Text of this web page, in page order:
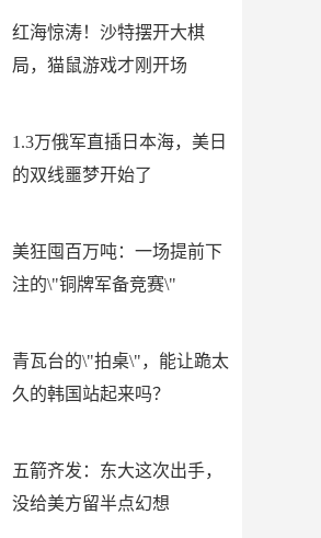
红海惊涛！沙特摆开大棋
局，猫鼠游戏才刚开场
1.3万俄军直插日本海，美日
的双线噩梦开始了
美狂囤百万吨：一场提前下
注的\"铜牌军备竞赛\"
青瓦台的\"拍桌\"，能让跪太
久的韩国站起来吗？
五箭齐发：东大这次出手，
没给美方留半点幻想